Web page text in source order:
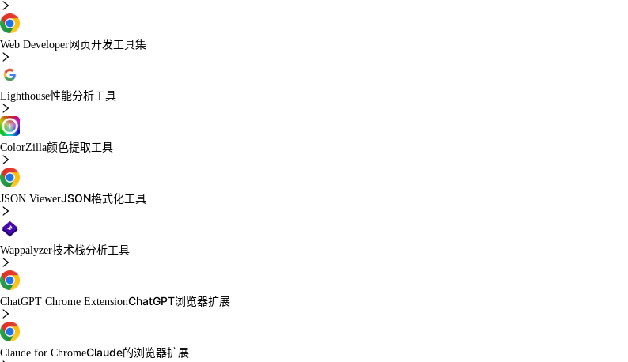
Web Developer网页开发工具集
Lighthouse性能分析工具
ColorZilla颜色提取工具
JSON ViewerJSON格式化工具
Wappalyzer技术栈分析工具
ChatGPT Chrome ExtensionChatGPT浏览器扩展
Claude for ChromeClaude的浏览器扩展